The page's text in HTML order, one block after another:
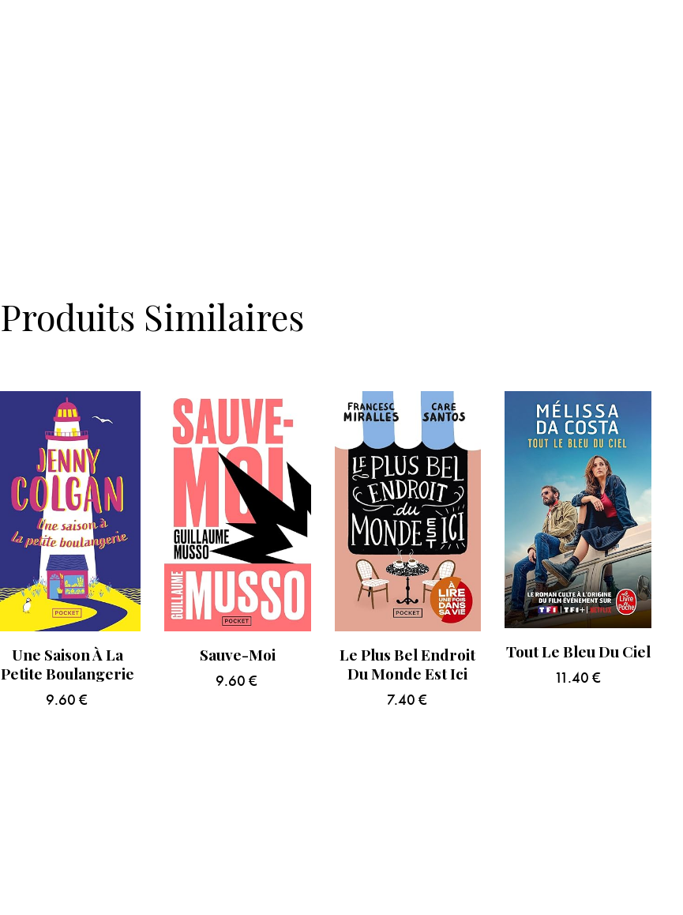
Produits Similaires
Une Saison À La
Petite Boulangerie
9.60 €
Sauve-Moi
9.60€
Le Plus Bel Endroit
Du Monde Est Ici
7.40 €
Tout Le Bleu Du Ciel
11.40 €